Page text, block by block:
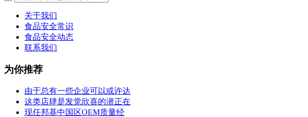
关于我们
食品安全常识
食品安全动态
联系我们
为你推荐
由于总有一些企业可以或许达
这类店肆是发觉欣喜的潜正在
现任邦基中国区OEM质量经